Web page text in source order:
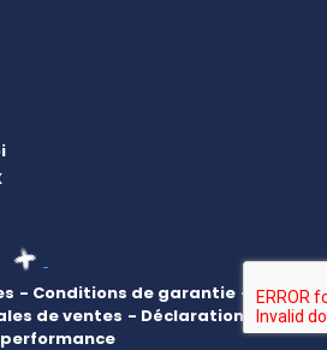
- Conditions de garantie -
de ventes - Déclaration de
performance